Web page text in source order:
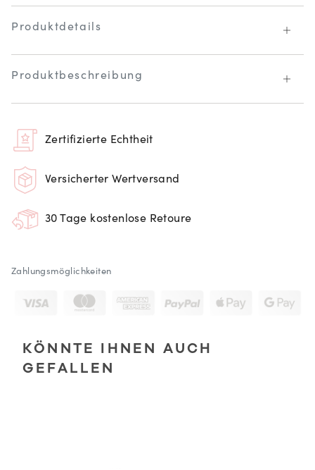
Produktdetails
Produktbeschreibung
Zertifizierte Echtheit
Versicherter Wertversand
30 Tage kostenlose Retoure
Zahlungsmöglichkeiten
KÖNNTE IHNEN AUCH
GEFALLEN